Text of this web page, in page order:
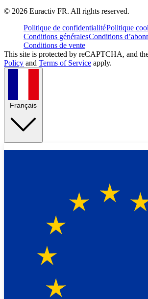
© 2026 Euractiv FR. All rights reserved.
Politique de confidentialitéPolitique
Conditions généralesConditions
Conditions de vente
This site is protected by reCAPTCHA, and
Policy and Terms of Service apply.
Français